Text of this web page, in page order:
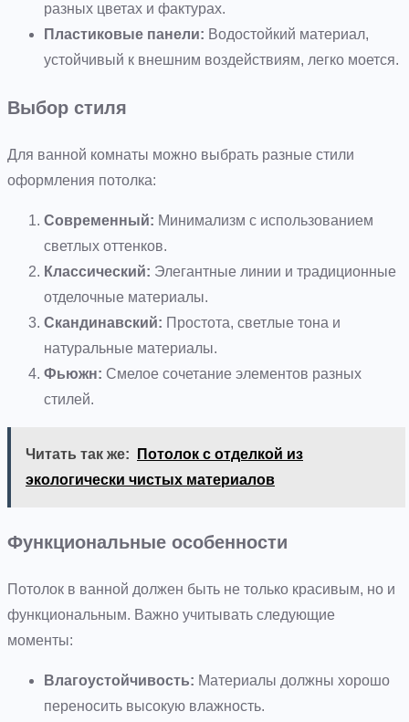
разных цветах и фактурах.
Пластиковые панели: Водостойкий материал,
устойчивый к внешним воздействиям, легко моется.
Выбор стиля
Для ванной комнаты можно выбрать разные стили
оформления потолка:
Современный: Минимализм с использованием
светлых оттенков.
Классический: Элегантные линии и традиционные
отделочные материалы.
Скандинавский: Простота, светлые тона и
натуральные материалы.
Фьюжн: Смелое сочетание элементов разных
стилей.
Читать так же:
Потолок с отделкой из
экологически чистых материалов
Функциональные особенности
Потолок в ванной должен быть не только красивым, но и
функциональным. Важно учитывать следующие
моменты:
Влагоустойчивость: Материалы должны хорошо
переносить высокую влажность.